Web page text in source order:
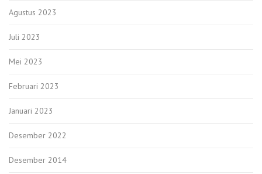
Agustus 2023
Juli 2023
Mei 2023
Februari 2023
Januari 2023
Desember 2022
Desember 2014